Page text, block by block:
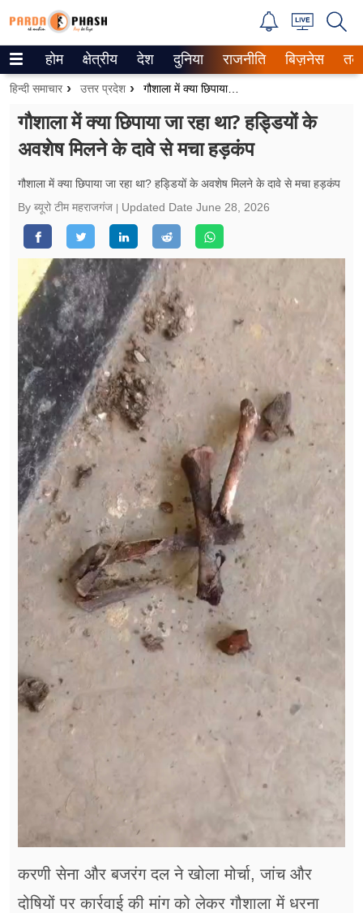
Trending on Google News
ePaper
वेब स्टोरीज
उत्तर प्रदेश
गैलरी
वीडियो
रिलेशनशिप
जीवन मंत्रा
फूड
सेहत
ब्‍यूटी
जॉब्स
शिक्षा
अन्य खबरें
होम क्षेत्रीय देश दुनिया राजनीति बिज़नेस
हिन्दी समाचार उत्तर प्रदेश गौशाला में क्या छिपाया जा रहा था? हड्डियों के अवशेष मिलने के दावे से मचा हड़कंप
गौशाला में क्या छिपाया जा रहा था? हड्डियों के
अवशेष मिलने के दावे से मचा हड़कंप
गौशाला में क्या छिपाया जा रहा था? हड्डियों के अवशेष मिलने के दावे से मचा हड़कंप
By ब्यूरो टीम महराजगंज
Updated Date June 28, 2026
करणी सेना और बजरंग दल ने खोला मोर्चा, जांच और
दोषियों पर कार्रवाई की मांग को लेकर गौशाला में धरना